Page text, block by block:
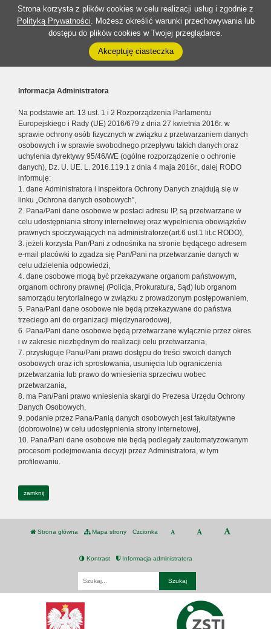
Strona korzysta z plików cookies w celu realizacji usług i zgodnie z
Polityką Prywatności. Możesz określić warunki przechowywania lub
dostępu do plików cookies w Twojej przeglądarce.
Akceptuję ciasteczka
Informacja Administratora
Na podstawie art. 13 ust. 1 i 2 Rozporządzenia Parlamentu
Europejskiego i Rady (UE) 2016/679 z dnia 27 kwietnia 2016r. w
sprawie ochrony osób fizycznych w związku z przetwarzaniem danych
osobowych i w sprawie swobodnego przepływu takich danych oraz
uchylenia dyrektywy 95/46/WE (ogólne rozporządzenie o ochronie
danych), Dz. U. UE. L. 2016.119.1 z dnia 4 maja 2016r., dalej RODO
informuję:
1. dane Administratora i Inspektora Ochrony Danych znajdują się w
linku „Ochrona danych osobowych”,
2. Pana/Pani dane osobowe w postaci adresu IP, są przetwarzane w
celu udostępniania strony internetowej oraz wypełnienia obowiązków
prawnych spoczywających na administratorze(art.6 ust.1 lit.c RODO),
3. jeżeli korzysta Pan/Pani z odnośnika na stronie będącego adresem
e-mail placówki to zgadza się Pan/Pani na przetwarzanie danych w
celu udzielenia odpowiedzi,
4. dane osobowe mogą być przekazywane organom państwowym,
organom ochrony prawnej (Policja, Prokuratura, Sąd) lub organom
samorządu terytorialnego w związku z prowadzonym postępowaniem,
5. Pana/Pani dane osobowe nie będą przekazywane do państwa
trzeciego ani do organizacji międzynarodowej,
6. Pana/Pani dane osobowe będą przetwarzane wyłącznie przez okres
i w zakresie niezbędnym do realizacji celu przetwarzania,
7. przysługuje Panu/Pani prawo dostępu do treści swoich danych
osobowych oraz ich sprostowania, usunięcia lub ograniczenia
przetwarzania lub prawo do wniesienia sprzeciwu wobec
przetwarzania,
8. ma Pan/Pani prawo wniesienia skargi do Prezesa Urzędu Ochrony
Danych Osobowych,
9. podanie przez Pana/Panią danych osobowych jest fakultatywne
(dobrowolne) w celu udostępnienia strony internetowej,
10. Pana/Pani dane osobowe nie będą podlegały zautomatyzowanym
procesom podejmowania decyzji przez Administratora, w tym
profilowaniu.
zamknij
Strona główna Mapa strony Czcionka
Kontrast Informacja administratora